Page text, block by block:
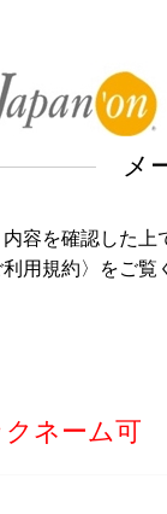
メ
容を確認した
利用規約〉 をご覧
ネーム可